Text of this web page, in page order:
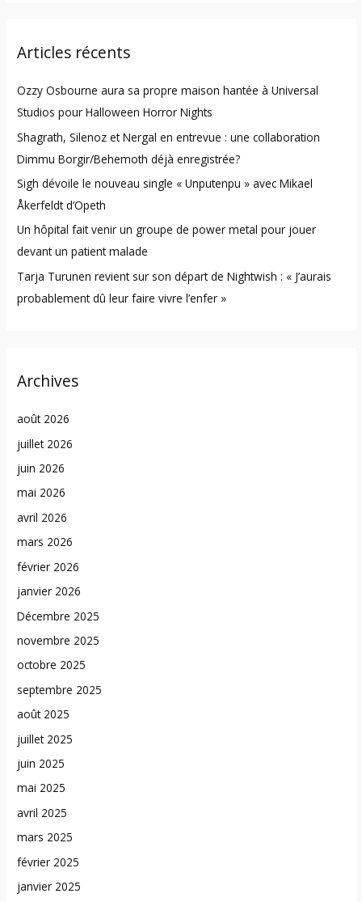
c
f
o
r
:
Articles récents
Ozzy Osbourne aura sa propre maison hantée à Universal
Studios pour Halloween Horror Nights
Shagrath, Silenoz et Nergal en entrevue : une collaboration
Dimmu Borgir/Behemoth déjà enregistrée?
Sigh dévoile le nouveau single « Unputenpu » avec Mikael
Åkerfeldt d’Opeth
Un hôpital fait venir un groupe de power metal pour jouer
devant un patient malade
Tarja Turunen revient sur son départ de Nightwish : « J’aurais
probablement dû leur faire vivre l’enfer »
Archives
août 2026
juillet 2026
juin 2026
mai 2026
avril 2026
mars 2026
février 2026
janvier 2026
Décembre 2025
novembre 2025
octobre 2025
septembre 2025
août 2025
juillet 2025
juin 2025
mai 2025
avril 2025
mars 2025
février 2025
janvier 2025